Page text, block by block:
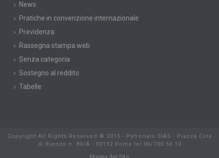
News
Pratiche in convenzione internazionale
Previdenza
Rassegna stampa web
Senza categoria
Sostegno al reddito
Tabelle
Copyright All Rights Reserved © 2015 - Patronato SIAS - Piazza Cola
di Rienzo n. 80/A - 00192 Roma tel.06/700.56.10